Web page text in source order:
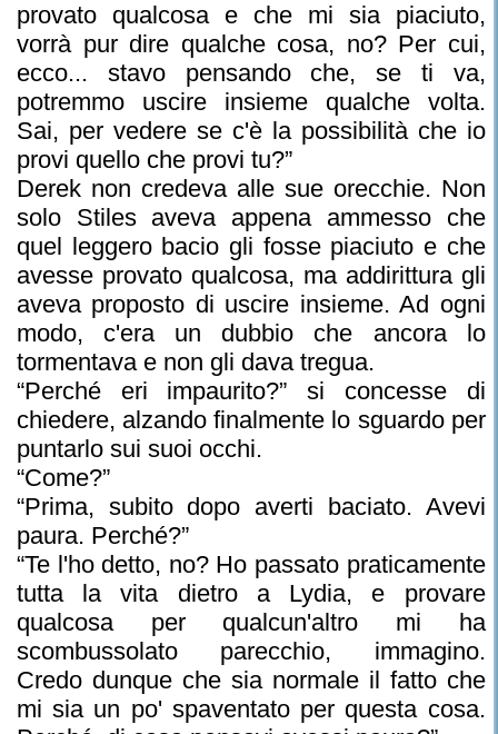
provato qualcosa e che mi sia piaciuto,
vorrà pur dire qualche cosa, no? Per cui,
ecco... stavo pensando che, se ti va,
potremmo uscire insieme qualche volta.
Sai, per vedere se c'è la possibilità che io
provi quello che provi tu?”
Derek non credeva alle sue orecchie. Non
solo Stiles aveva appena ammesso che
quel leggero bacio gli fosse piaciuto e che
avesse provato qualcosa, ma addirittura gli
aveva proposto di uscire insieme. Ad ogni
modo, c'era un dubbio che ancora lo
tormentava e non gli dava tregua.
“Perché eri impaurito?” si concesse di
chiedere, alzando finalmente lo sguardo per
puntarlo sui suoi occhi.
“Come?”
“Prima, subito dopo averti baciato. Avevi
paura. Perché?”
“Te l'ho detto, no? Ho passato praticamente
tutta la vita dietro a Lydia, e provare
qualcosa per qualcun'altro mi ha
scombussolato parecchio, immagino.
Credo dunque che sia normale il fatto che
mi sia un po' spaventato per questa cosa.